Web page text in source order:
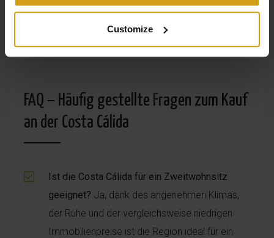
Customize
FAQ – Häufig gestellte Fragen zum Kauf
an der Costa Cálida
Ist die Costa Cálida für ein Zweitwohnsitz
geeignet? Ja, dank des angenehmen Klimas,
der Ruhe und der vergleichsweise niedrigen
Immobilienpreise ist die Region ideal für ein